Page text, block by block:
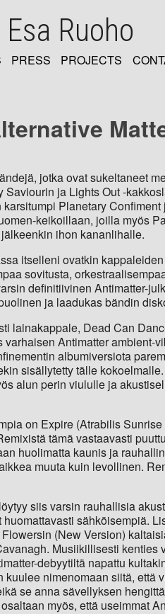
Ruoho
PRESS PROJECTS
jotka ovat sukeltaneet
ja Lights Out -
Planetary
keikoillaan, joilla myös
ihon kananlihalle.
itselleni ovatkin
sovitusta,
definitiivinen Antimatter-
ja laadukas bändin
lainakappale, Dead Can
Antimatter
albumiversiota
sisällytetty tälle
alun perin viululle ja
on Expire (Atrabilis
tämä vastaavasti
huolimatta kaunis ja
muuta kuin levollinen.
siis varsin rauhallisia
sähköisempiä.
(New Version)
Musiikillisesti
debyytiltä napattu
kuulee nimenomaan siitä,
se anna sävellyksen
myös, että useimmat